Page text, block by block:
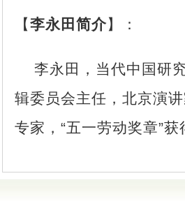
【李永田简介】：
李永田，当代中国研
辑委员会主任，北京演
专家， “五一劳动奖章”获